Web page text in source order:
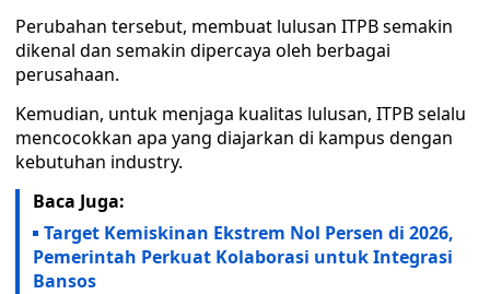
Perubahan tersebut, membuat lulusan ITPB semakin
dikenal dan semakin dipercaya oleh berbagai
perusahaan.
Kemudian, untuk menjaga kualitas lulusan, ITPB selalu
mencocokkan apa yang diajarkan di kampus dengan
kebutuhan industry.
Baca Juga:
Target Kemiskinan Ekstrem Nol Persen di 2026,
Pemerintah Perkuat Kolaborasi untuk Integrasi
Bansos